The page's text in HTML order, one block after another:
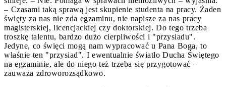
– Czasami taką sprawą jest skupienie studenta na pracy. Żaden
święty za nas nie zda egzaminu, nie napisze za nas pracy
magisterskiej, licencjackiej czy doktorskiej. Do tego trzeba
troszkę talentu, bardzo dużo cierpliwości i "przysiadu".
Jedyne, co święci mogą nam wypracować u Pana Boga, to
właśnie ten "przysiad". I ewentualnie światło Ducha Świętego
na egzaminie, ale do niego też trzeba się przygotować –
zauważa zdroworozsądkowo.